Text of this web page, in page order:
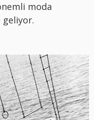
moda
geliyor.